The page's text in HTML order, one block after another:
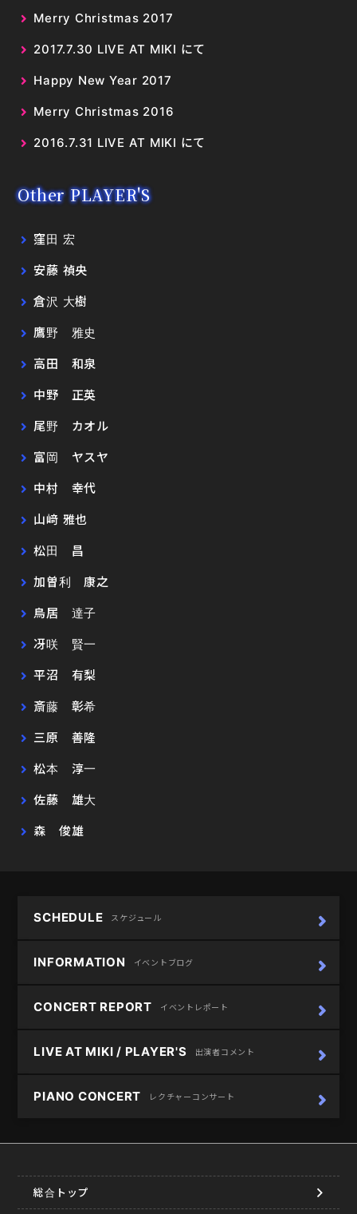
Merry Christmas 2017
2017.7.30 LIVE AT MIKI にて
Happy New Year 2017
Merry Christmas 2016
2016.7.31 LIVE AT MIKI にて
Other PLAYER'S
窪田 宏
安藤 禎央
倉沢 大樹
鷹野 雅史
高田 和泉
中野 正英
尾野 カオル
富岡 ヤスヤ
中村 幸代
山﨑 雅也
松田 昌
加曽利 康之
鳥居 達子
冴咲 賢一
平沼 有梨
斎藤 彰希
三原 善隆
松本 淳一
佐藤 雄大
森 俊雄
SCHEDULE スケジュール
INFORMATION イベントブログ
CONCERT REPORT イベントレポート
LIVE AT MIKI / PLAYER'S 出演者コメント
PIANO CONCERT レクチャーコンサート
総合トップ